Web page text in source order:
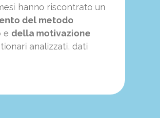
hanno riscontrato un
del metodo
e della motivazione
analizzati, dati